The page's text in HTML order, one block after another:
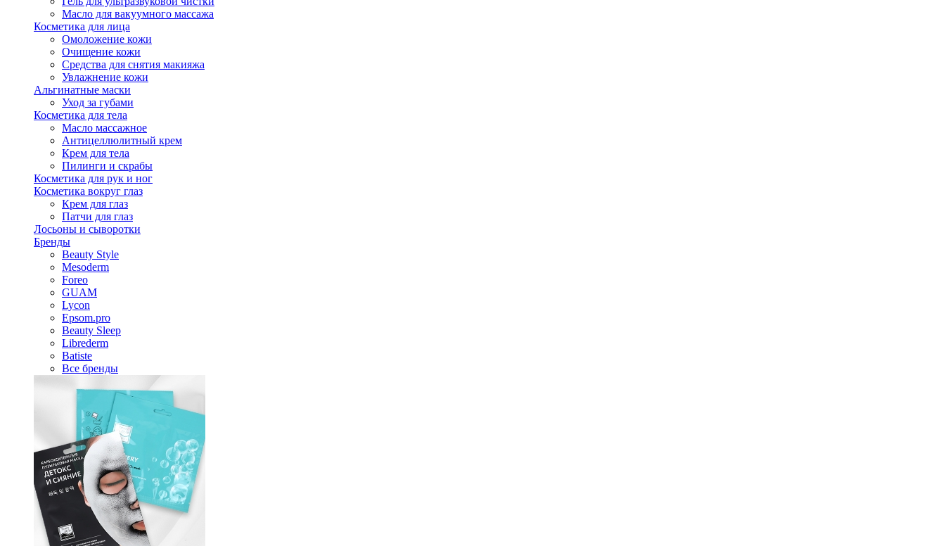
Масло для вакуумного массажа
Косметика для лица
Омоложение кожи
Очищение кожи
Средства для снятия макияжа
Увлажнение кожи
Альгинатные маски
Уход за губами
Косметика для тела
Масло массажное
Антицеллюлитный крем
Крем для тела
Пилинги и скрабы
Косметика для рук и ног
Косметика вокруг глаз
Крем для глаз
Патчи для глаз
Лосьоны и сыворотки
Бренды
Beauty Style
Mesoderm
Foreo
GUAM
Lycon
Epsom.pro
Beauty Sleep
Librederm
Batiste
Все бренды